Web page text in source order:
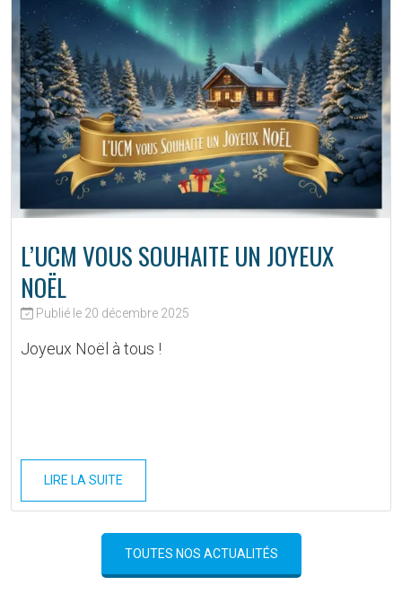
L’UCM VOUS SOUHAITE UN JOYEUX
NOËL
Publié le 20 décembre 2025
Joyeux Noël à tous !
LIRE LA SUITE
TOUTES NOS ACTUALITÉS